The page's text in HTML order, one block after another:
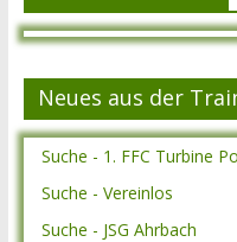
Neues aus der
Suche - 1. FFC Turbine
Suche - Vereinlos
Suche - JSG Ahrbach